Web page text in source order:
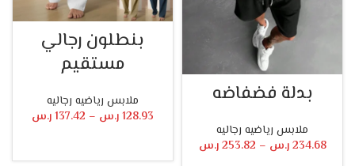
بدلة فضفاضه
ملابس رياضيه رجاليه
234.68 ر.س –
253.82 ر.س
بنطلون رجالي
مستقيم
ملابس رياضيه رجاليه
128.93ر.س –
137.42ر.س